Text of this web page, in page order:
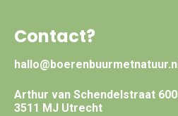
Contact?
hallo@boerenbuurmetnatuur.nl
Arthur van Schendelstraat 600
3511 MJ Utrecht